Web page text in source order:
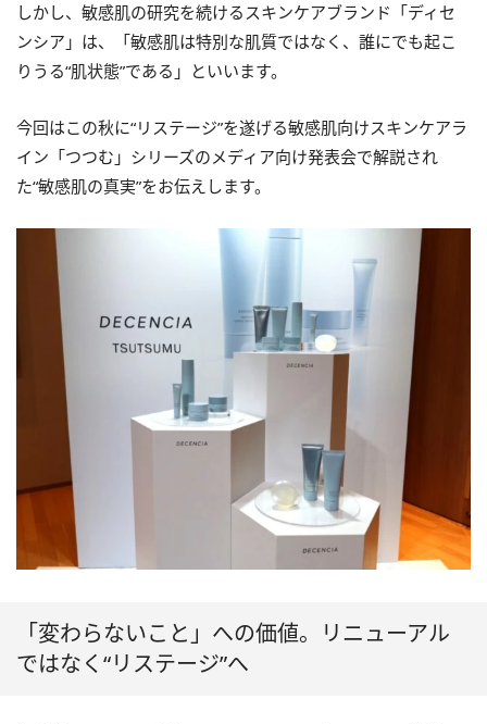
しかし、敏感肌の研究を続けるスキンケアブランド「ディセ
ンシア」は、「敏感肌は特別な肌質ではなく、誰にでも起こ
りうる“肌状態”である」といいます。
今回はこの秋に“リステージ”を遂げる敏感肌向けスキンケアラ
イン「つつむ」シリーズのメディア向け発表会で解説され
た“敏感肌の真実”をお伝えします。
「変わらないこと」への価値。リニューアル
ではなく“リステージ”へ